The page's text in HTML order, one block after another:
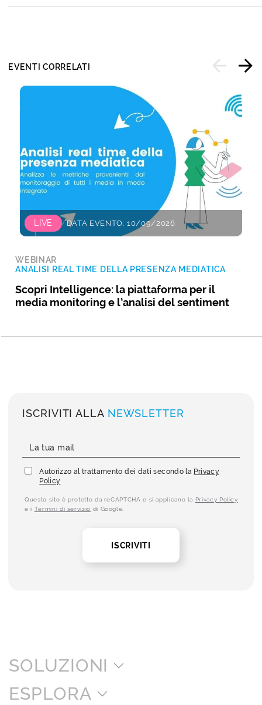
EVENTI CORRELATI
LIVE DATA EVENTO: 10/09/2026
WEBINAR
ANALISI REAL TIME DELLA PRESENZA MEDIATICA
Scopri Intelligence: la piattaforma per il
media monitoring e l’analisi del sentiment
ISCRIVITI ALLA NEWSLETTER
Autorizzo al trattamento dei dati secondo la Privacy
Policy
Questo sito è protetto da reCAPTCHA e si applicano la Privacy Policy
e i Termini di servizio di Google.
ISCRIVITI
SOLUZIONI
ESPLORA